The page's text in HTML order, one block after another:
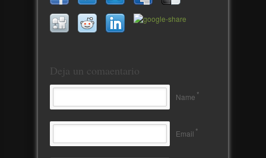
Deja un comaentario
Name *
Email *